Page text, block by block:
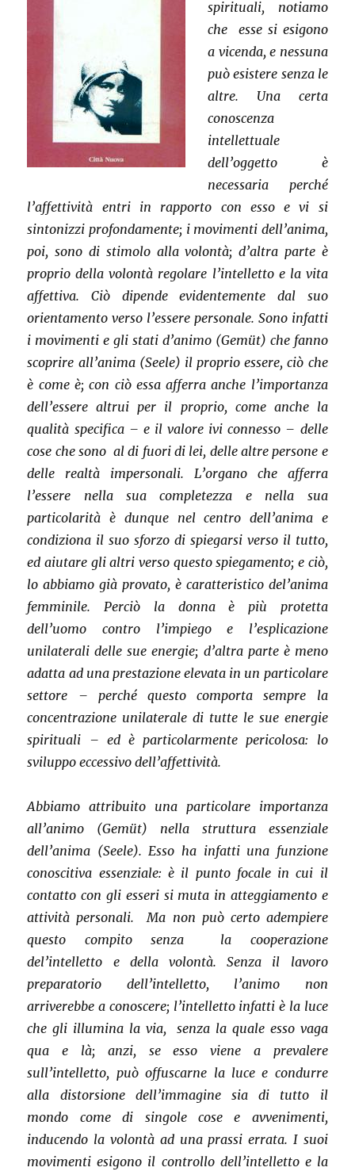
spirituali, notiamo
che esse si esigono
a vicenda, e nessuna
può esistere senza le
altre. Una certa
conoscenza
intellettuale
dell’oggetto è
necessaria perché
l’affettività entri in rapporto con esso e vi si
sintonizzi profondamente; i movimenti dell’anima,
poi, sono di stimolo alla volontà; d’altra parte è
proprio della volontà regolare l’intelletto e la vita
affettiva. Ciò dipende evidentemente dal suo
orientamento verso l’essere personale. Sono infatti
i movimenti e gli stati d’animo (Gemüt) che fanno
scoprire all’anima (Seele) il proprio essere, ciò che
è come è; con ciò essa afferra anche l’importanza
dell’essere altrui per il proprio, come anche la
qualità specifica – e il valore ivi connesso – delle
cose che sono al di fuori di lei, delle altre persone e
delle realtà impersonali. L’organo che afferra
l’essere nella sua completezza e nella sua
particolarità è dunque nel centro dell’anima e
condiziona il suo sforzo di spiegarsi verso il tutto,
ed aiutare gli altri verso questo spiegamento; e ciò,
lo abbiamo già provato, è caratteristico del’anima
femminile. Perciò la donna è più protetta
dell’uomo contro l’impiego e l’esplicazione
unilaterali delle sue energie; d’altra parte è meno
adatta ad una prestazione elevata in un particolare
settore – perché questo comporta sempre la
concentrazione unilaterale di tutte le sue energie
spirituali – ed è particolarmente pericolosa: lo
sviluppo eccessivo dell’affettività.
Abbiamo attribuito una particolare importanza
all’animo (Gemüt) nella struttura essenziale
dell’anima (Seele). Esso ha infatti una funzione
conoscitiva essenziale: è il punto focale in cui il
contatto con gli esseri si muta in atteggiamento e
attività personali. Ma non può certo adempiere
questo compito senza la cooperazione
del’intelletto e della volontà. Senza il lavoro
preparatorio dell’intelletto, l’animo non
arriverebbe a conoscere; l’intelletto infatti è la luce
che gli illumina la via, senza la quale esso vaga
qua e là; anzi, se esso viene a prevalere
sull’intelletto, può offuscarne la luce e condurre
alla distorsione dell’immagine sia di tutto il
mondo come di singole cose e avvenimenti,
inducendo la volontà ad una prassi errata. I suoi
movimenti esigono il controllo dell’intelletto e la